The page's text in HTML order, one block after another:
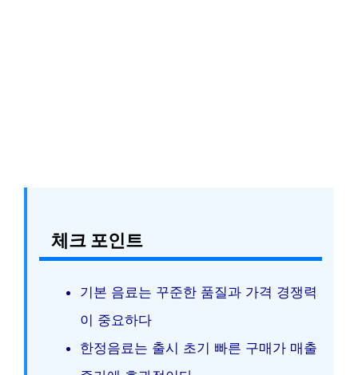
체크 포인트
기본 음료는 꾸준한 품질과 가격 경쟁력
이 중요하다
한정음료는 출시 초기 빠른 구매가 매출